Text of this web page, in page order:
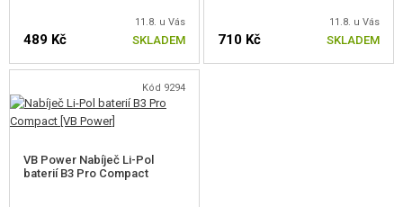
11.8. u Vás
489 Kč SKLADEM
11.8. u Vás
710 Kč SKLADEM
Kód 9294
VB Power Nabíječ Li-Pol
baterií B3 Pro Compact